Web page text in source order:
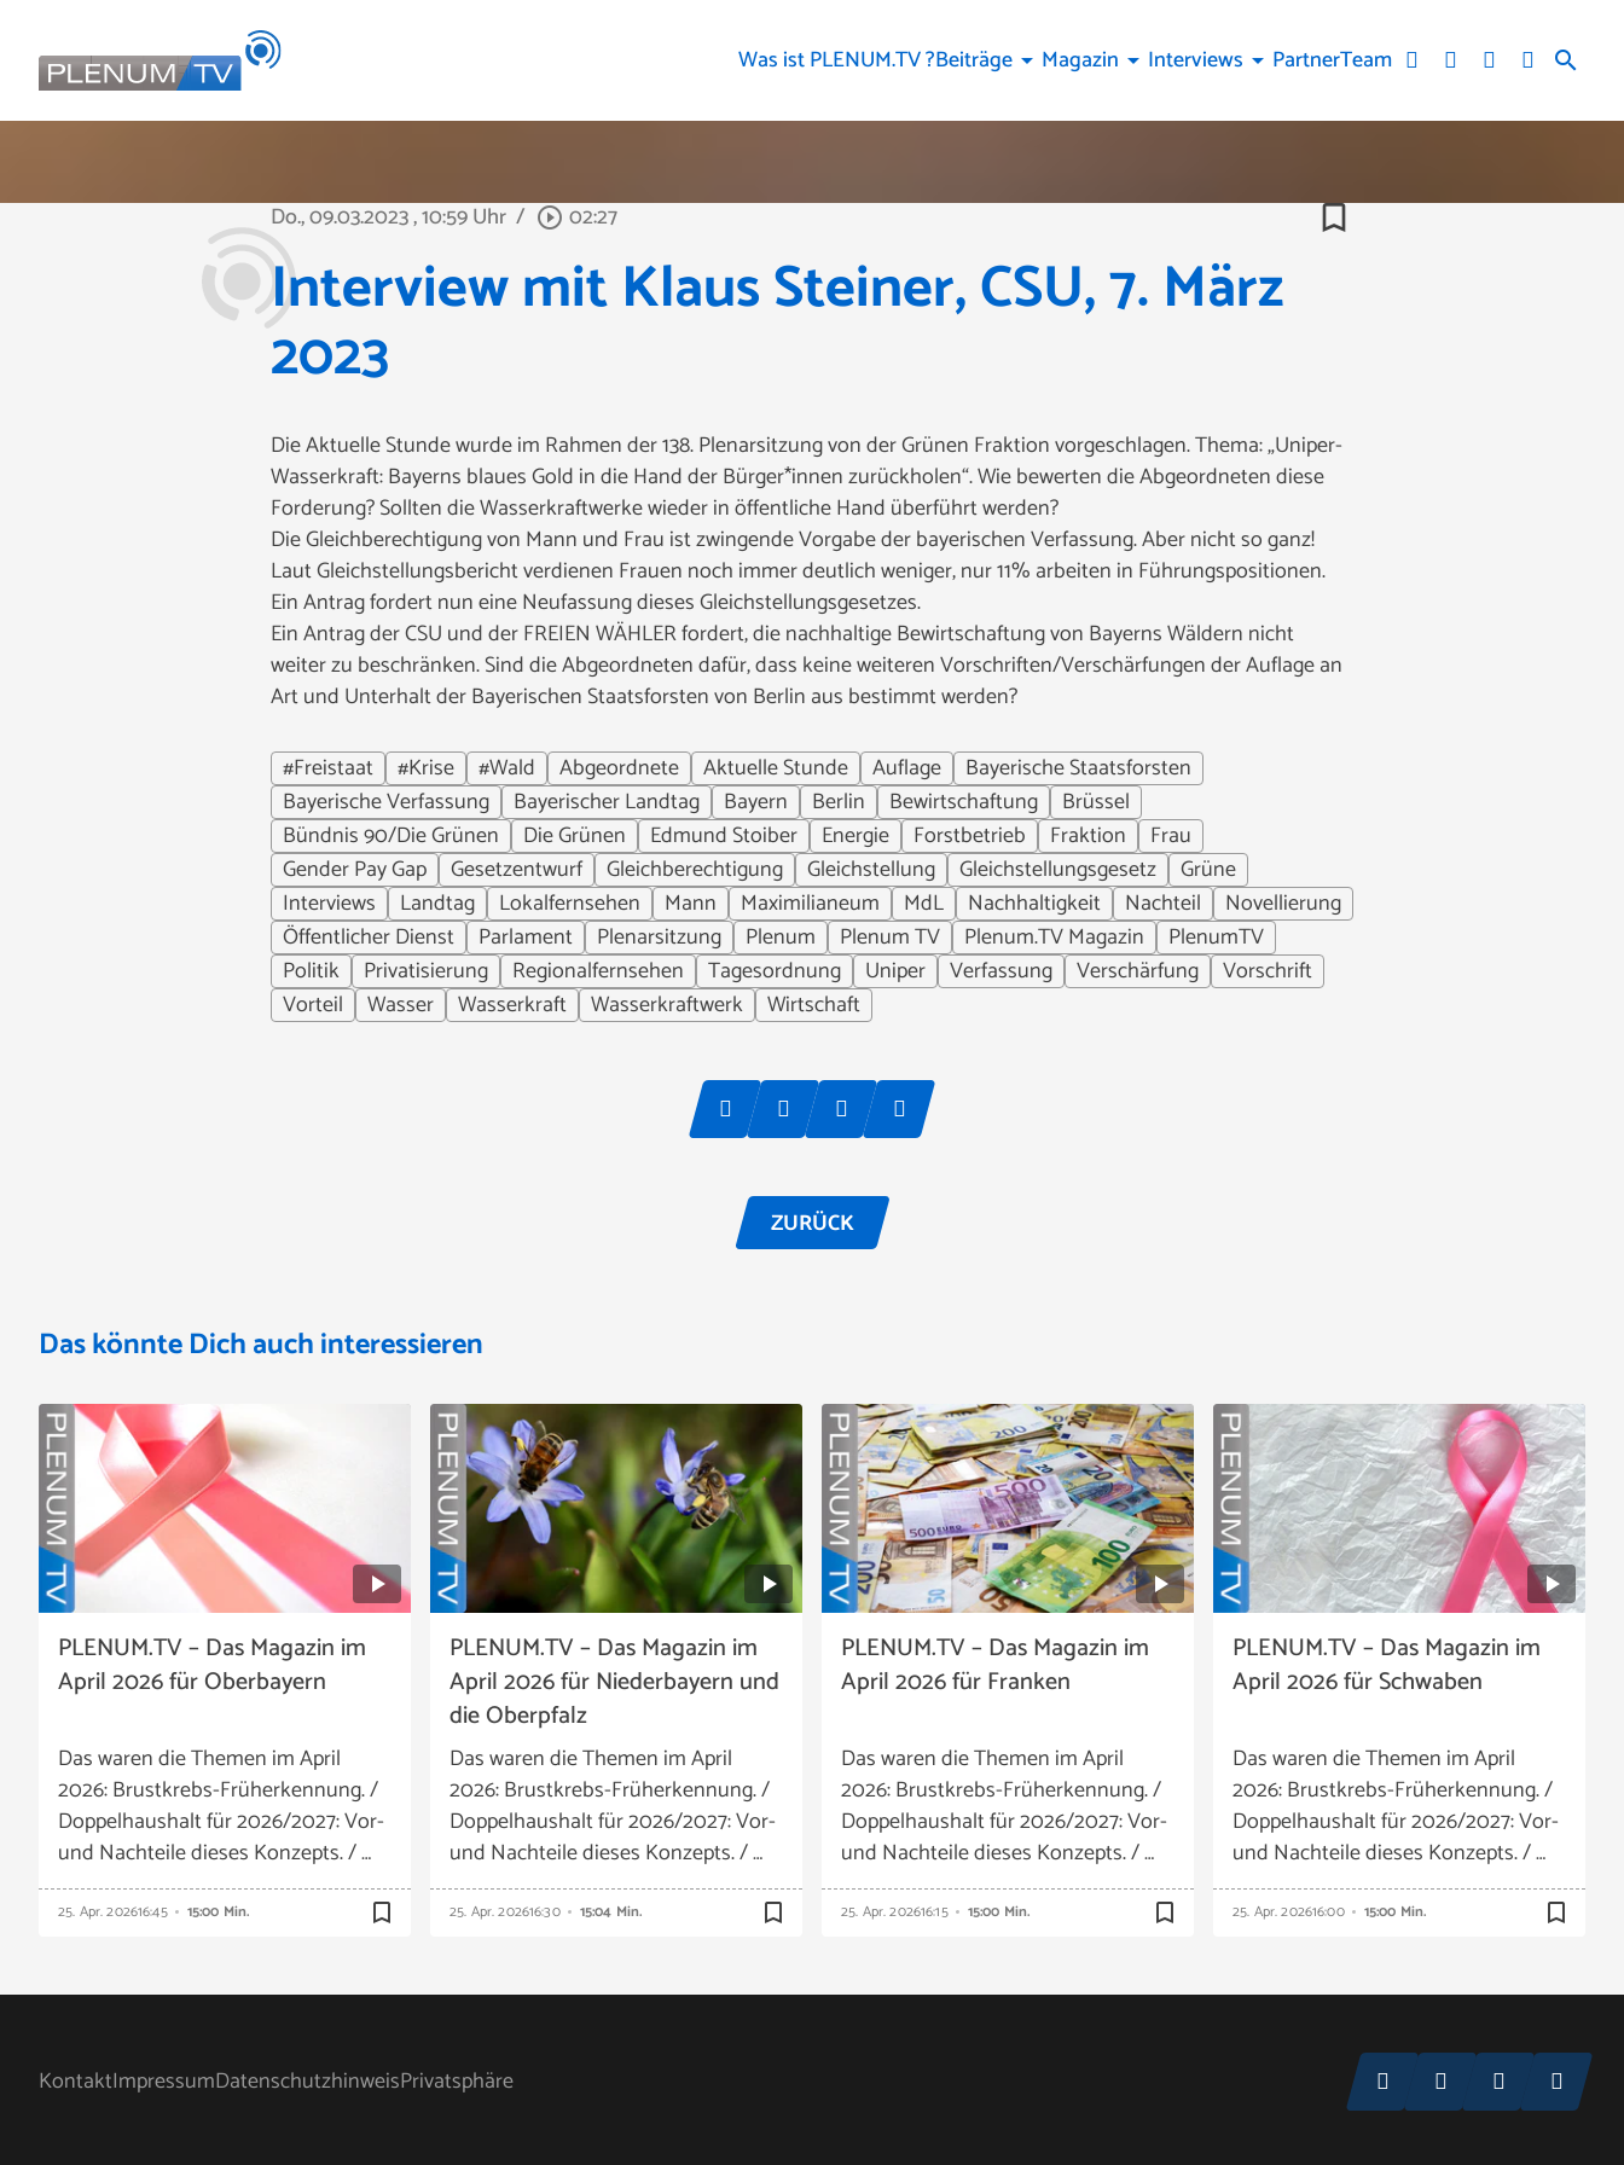
search
Was ist PLENUM.TV ?Beiträge arrow_drop_down Magazin arrow_drop_down Interviews arrow_drop_down PartnerTeam
Do., 09.03.2023, 10:59 Uhr / play_circle_outline 02:27 bookmark_border
Interview mit Klaus Steiner, CSU, 7. März
2023
Die Aktuelle Stunde wurde im Rahmen der 138. Plenarsitzung von der Grünen Fraktion vorgeschlagen. Thema: „Uniper-
Wasserkraft: Bayerns blaues Gold in die Hand der Bürger*innen zurückholen“. Wie bewerten die Abgeordneten diese
Forderung? Sollten die Wasserkraftwerke wieder in öffentliche Hand überführt werden?
Die Gleichberechtigung von Mann und Frau ist zwingende Vorgabe der bayerischen Verfassung. Aber nicht so ganz!
Laut Gleichstellungsbericht verdienen Frauen noch immer deutlich weniger, nur 11% arbeiten in Führungspositionen.
Ein Antrag fordert nun eine Neufassung dieses Gleichstellungsgesetzes.
Ein Antrag der CSU und der FREIEN WÄHLER fordert, die nachhaltige Bewirtschaftung von Bayerns Wäldern nicht
weiter zu beschränken. Sind die Abgeordneten dafür, dass keine weiteren Vorschriften/Verschärfungen der Auflage an
Art und Unterhalt der Bayerischen Staatsforsten von Berlin aus bestimmt werden?
#Freistaat
#Krise #Wald Abgeordnete Aktuelle Stunde Auflage
Bayerische Staatsforsten
Bayerische Verfassung
Bayerischer Landtag Bayern Berlin Bewirtschaftung
Brüssel
Bündnis 90/Die Grünen
Die Grünen Edmund Stoiber Energie Forstbetrieb Fraktion
Frau
Gender Pay Gap
Gesetzentwurf Gleichberechtigung Gleichstellung Gleichstellungsgesetz
Grüne
Interviews
Landtag Lokalfernsehen Mann Maximilianeum MdL Nachhaltigkeit Nachteil
Novellierung
Öffentlicher Dienst
Parlament Plenarsitzung Plenum Plenum TV Plenum.TV Magazin
PlenumTV
Politik
Privatisierung Regionalfernsehen Tagesordnung Uniper Verfassung Verschärfung
Vorschrift
Vorteil
Wasser Wasserkraft Wasserkraftwerk Wirtschaft
ZURÜCK
Das könnte Dich auch interessieren
PLENUM.TV – Das Magazin im
April 2026 für Oberbayern
Das waren die Themen im April
2026: Brustkrebs-Früherkennung. /
Doppelhaushalt für 2026/2027: Vor-
und Nachteile dieses Konzepts. / …
25. Apr. 202616:45 15:00 Min. bookmark_border
PLENUM.TV – Das Magazin im
April 2026 für Niederbayern und
die Oberpfalz
Das waren die Themen im April
2026: Brustkrebs-Früherkennung. /
Doppelhaushalt für 2026/2027: Vor-
und Nachteile dieses Konzepts. / …
25. Apr. 202616:30 15:04 Min. bookmark_border
PLENUM.TV – Das Magazin im
April 2026 für Franken
Das waren die Themen im April
2026: Brustkrebs-Früherkennung. /
Doppelhaushalt für 2026/2027: Vor-
und Nachteile dieses Konzepts. / …
25. Apr. 202616:15 15:00 Min. bookmark_border
PLENUM.TV – Das Magazin im
April 2026 für Schwaben
Das waren die Themen im April
2026: Brustkrebs-Früherkennung. /
Doppelhaushalt für 2026/2027: Vor-
und Nachteile dieses Konzepts. / …
25. Apr. 202616:00 15:00 Min. bookmark_border
KontaktImpressumDatenschutzhinweisPrivatsphäre